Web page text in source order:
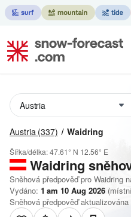
Austria (337) Waidring
Šířka/délka:47.61° N 12.56° E
Waidring
Sněhová předpověď pro Waidring
Vydáno: 1 am 10 Aug 2026
Sněhová předpověď aktualizována